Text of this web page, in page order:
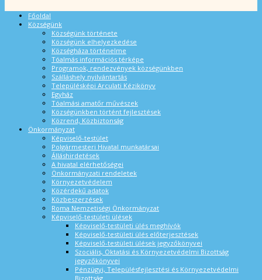
Főoldal
Községünk
Községünk története
Községünk elhelyezkedése
Községháza történelme
Tóalmás információs térképe
Programok, rendezvények községünkben
Szálláshely nyilvántartás
Településképi Arculati Kézikönyv
Egyház
Tóalmási amatőr művészek
Községünkben történt fejlesztések
Közrend, Közbiztonság
Önkormányzat
Képviselő-testület
Polgármesteri Hivatal munkatársai
Álláshirdetések
A hivatal elérhetőségei
Önkormányzati rendeletek
Környezetvédelem
Közérdekű adatok
Közbeszerzések
Roma Nemzetiségi Önkormányzat
Képviselő-testületi ülések
Képviselő-testületi ülés meghívók
Képviselő-testületi ülés előterjesztések
Képviselő-testületi ülések jegyzőkönyvei
Szociális, Oktatási és Környezetvédelmi Bizottság
jegyzőkönyvei
Pénzügyi, Településfejlesztési és Környezetvédelmi
Bizottság